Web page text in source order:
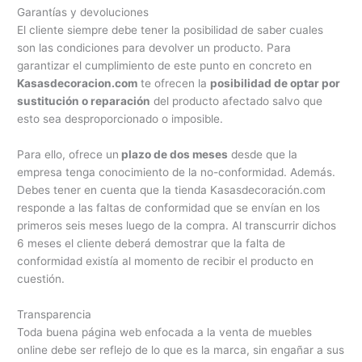
Garantías y devoluciones
El cliente siempre debe tener la posibilidad de saber cuales
son las condiciones para devolver un producto. Para
garantizar el cumplimiento de este punto en concreto en
Kasasdecoracion.com te ofrecen la posibilidad de optar por
sustitución o reparación del producto afectado salvo que
esto sea desproporcionado o imposible.
Para ello, ofrece un plazo de dos meses desde que la
empresa tenga conocimiento de la no-conformidad. Además.
Debes tener en cuenta que la tienda Kasasdecoración.com
responde a las faltas de conformidad que se envían en los
primeros seis meses luego de la compra. Al transcurrir dichos
6 meses el cliente deberá demostrar que la falta de
conformidad existía al momento de recibir el producto en
cuestión.
Transparencia
Toda buena página web enfocada a la venta de muebles
online debe ser reflejo de lo que es la marca, sin engañar a sus